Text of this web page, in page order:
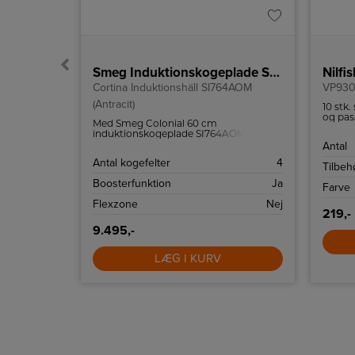
Smeg Induktionskogeplade SI764AOM
Cortina Induktionshäll SI764AOM
(Antracit)
Med Smeg Colonial 60 cm
induktionskogeplade SI764AOM kan du
funktioner som Quickstart og
Antal kogefelter
4
Boosterfunktion
Ja
Flexzone
Nej
9.495,-
LÆG I KURV
VP930
10
og
Antal
Farve
219,-